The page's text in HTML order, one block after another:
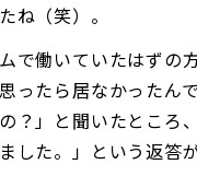
ね（笑）。
で働いていたはずの
ったら居なかったん
？」と聞いたところ
した。」という返答